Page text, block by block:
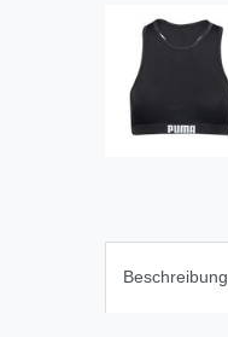
Beschreibung